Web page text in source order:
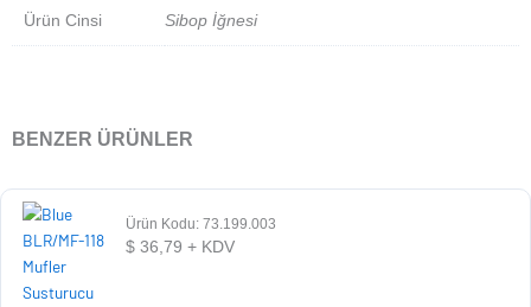
Ürün Cinsi Sibop İğnesi
BENZER ÜRÜNLER
Ürün Kodu: 73.199.003
$ 36,79 + KDV